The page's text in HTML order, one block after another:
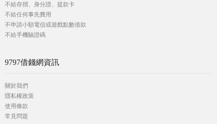
不給存摺、身分證、提款卡
不給任何事先費用
不申請小額電信或遊戲點數借款
不給手機驗證碼
9797借錢網資訊
關於我們
隱私權政策
使用條款
常見問題